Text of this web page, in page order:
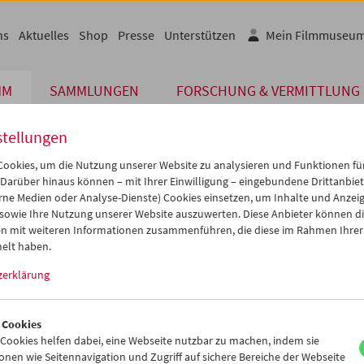
SAMMLUNGEN FORSCHUNG & VERMITTLUNG
Aktuelles Shop Presse Unterstützen Mein
Die von Ihnen angeforderte Seite konnte
dafür könnten sein, dass Sie eine falsche oder veraltete URL
einmal. Oder aber wir haben die betreffende Seite
Vielleicht können Sie den von Ihnen gewünschten
um die Nutzung unserer Website zu analysieren und Funktionen
hinaus können – mit Ihrer Einwilligung – eingebundene
Medien oder Analyse-Dienste) Cookies einsetzen, um Inhalte und
Ihre Nutzung unserer Website auszuwerten. Diese Anbieter können
mit weiteren Informationen zusammenführen, die diese im Rahmen
haben.
helfen dabei, eine Webseite nutzbar zu machen, indem sie
wie Seitennavigation und Zugriff auf sichere Bereiche der Webseite